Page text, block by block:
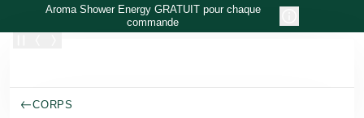
Allez au contenu principal
Aroma Shower Energy GRATUIT pour chaque
commande
CORPS